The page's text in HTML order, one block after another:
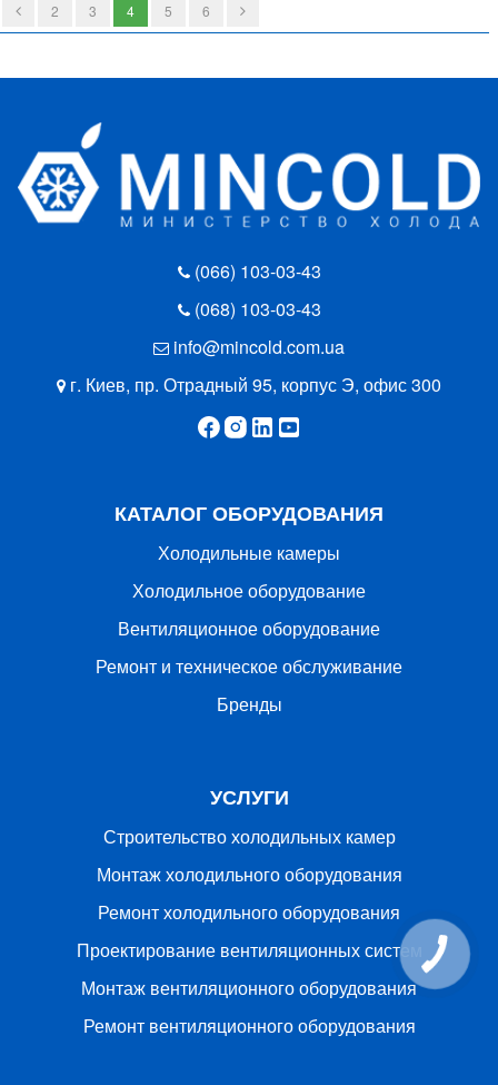
2 3 4 5 6
(066) 103-03-43
(068) 103-03-43
info@mincold.com.ua
г. Киев, пр. Отрадный 95, корпус Э, офис 300
КАТАЛОГ ОБОРУДОВАНИЯ
Холодильные камеры
Холодильное оборудование
Вентиляционное оборудование
Ремонт и техническое обслуживание
Бренды
УСЛУГИ
Строительство холодильных камер
Монтаж холодильного оборудования
Ремонт холодильного оборудования
Проектирование вентиляционных систем
Монтаж вентиляционного оборудования
Ремонт вентиляционного оборудования